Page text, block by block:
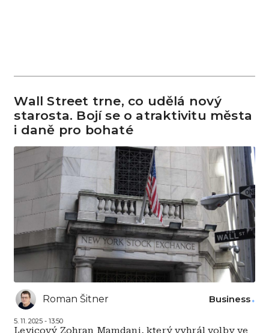
Wall Street trne, co udělá nový
starosta. Bojí se o atraktivitu města
i daně pro bohaté
Roman Šitner
5. 11. 2025 - 13:50
Business
Levicový Zohran Mamdani, který vyhrál volby ve